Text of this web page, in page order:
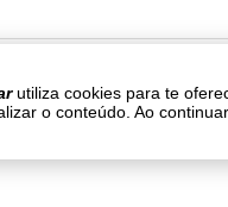
utiliza cookies para te
o conteúdo. Ao
Os preços,